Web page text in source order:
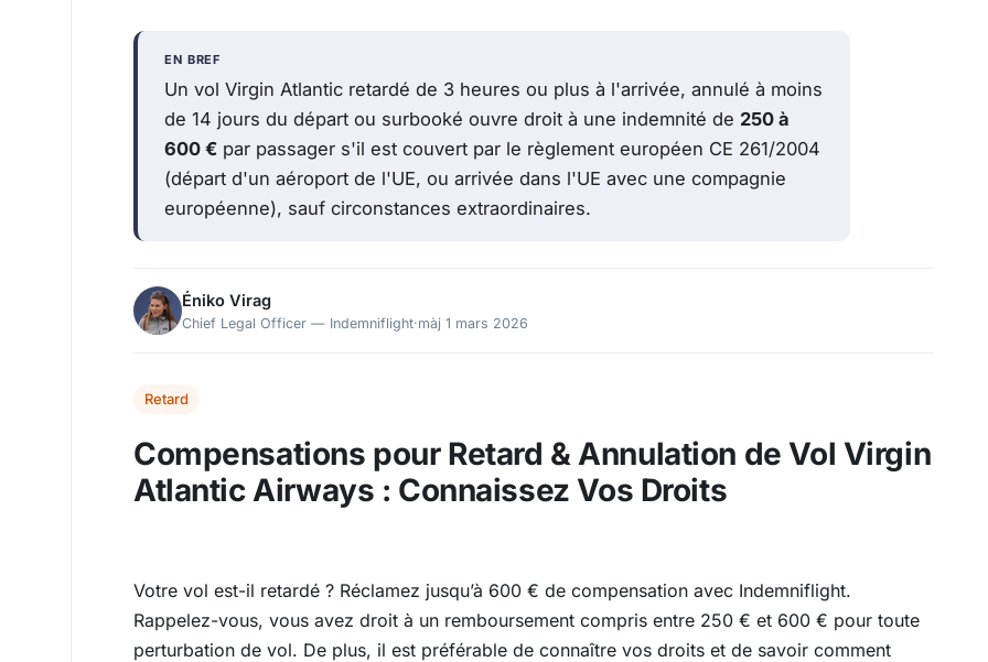
EN BREF
Un vol Virgin Atlantic retardé de 3 heures ou plus à l'arrivée, annulé à moins
de 14 jours du départ ou surbooké ouvre droit à une indemnité de 250 à
600 € par passager s'il est couvert par le règlement européen CE 261/2004
(départ d'un aéroport de l'UE, ou arrivée dans l'UE avec une compagnie
européenne), sauf circonstances extraordinaires.
Éniko Virag
Chief Legal Officer — Indemniflight·màj 1 mars 2026
Retard
Compensations pour Retard & Annulation de Vol Virgin
Atlantic Airways : Connaissez Vos Droits
Votre vol est-il retardé ? Réclamez jusqu’à 600 € de compensation avec Indemniflight.
Rappelez-vous, vous avez droit à un remboursement compris entre 250 € et 600 € pour toute
perturbation de vol. De plus, il est préférable de connaître vos droits et de savoir comment